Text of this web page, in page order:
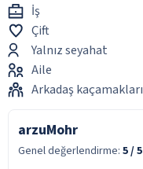
İş
Çift
Yalnız seyahat
Aile
Arkadaş kaçamakları
arzuMohr
Genel değerlendirme: 5/ 5